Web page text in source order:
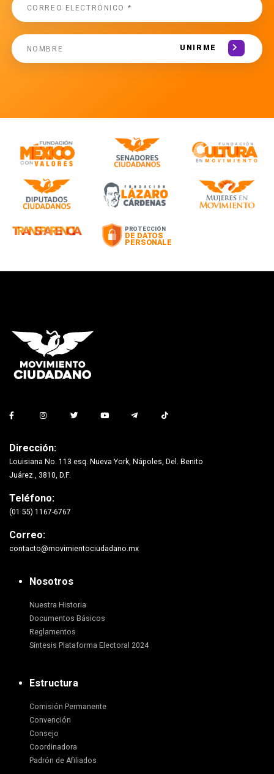
UNIRME
Dirección:
Louisiana No. 113 esq. Nueva York, Nápoles, Del. Benito
Juárez., 3810, D.F.
Teléfono:
(01 55) 1167-6767
Correo:
contacto@movimientociudadano.mx
Nosotros
Nuestra Historia
Documentos Básicos
Reglamentos
Síntesis Plataforma Electoral 2024
Estructura
Comisión Permanente
Convención
Consejo
Coordinadora
Padrón de Afiliados